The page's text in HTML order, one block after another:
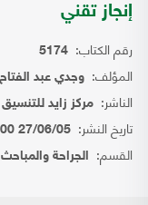
إنجاز تقني
رقم الكتاب: 5174
المؤلف: وجدي عبد
الناشر: مركز زايد للتنسيق
تاريخ النشر: 27/06/05 12:00:00 AM
القسم: الجراحة